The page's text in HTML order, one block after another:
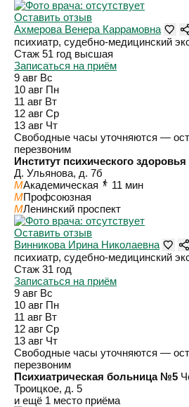
Оставить отзыв
Ахмерова Венера Каррамовна
психиатр, судебно-медицинский
Стаж 51 год высшая
Записаться на приём
9 авг Вс
10 авг Пн
11 авг Вт
12 авг Ср
13 авг Чт
Свободные часы уточняются —
перезвоним
Институт психического
Д. Ульянова, д. 7б
MАкадемическая
11 мин
MПрофсоюзная
MЛенинский проспект
Оставить отзыв
Винникова Ирина Николаевна
психиатр, судебно-медицинский
Стаж 31 год
Записаться на приём
9 авг Вс
10 авг Пн
11 авг Вт
12 авг Ср
13 авг Чт
Свободные часы уточняются —
перезвоним
Психиатрическая больница №5
Троицкое, д. 5
и ещё 1 место приёма